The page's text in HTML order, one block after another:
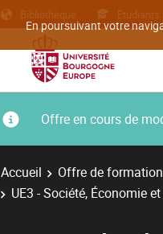
En poursuivant votre
Bibliothèque Etudiants
Offre en cours de
Accueil Offre de formation
UE3 - Société, Économie